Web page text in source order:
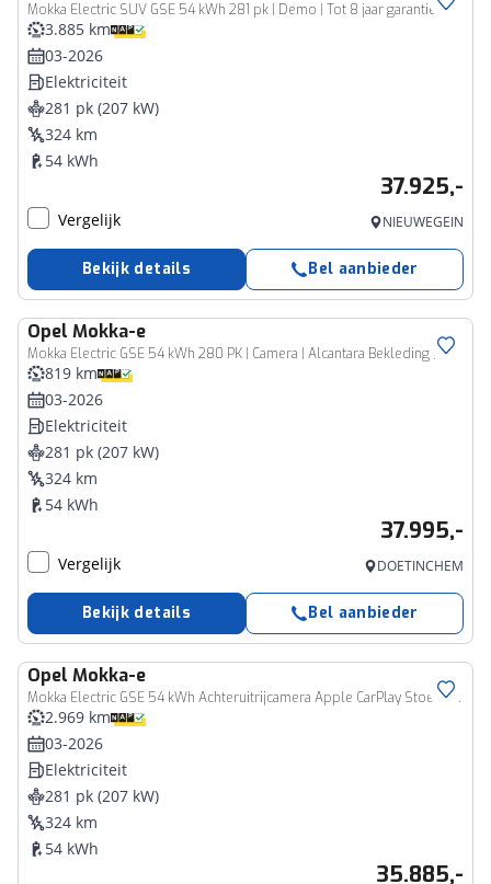
Mokka Electric SUV GSE 54 kWh 281 pk | Demo | Tot 8 jaar garantie! | Kuipstoelen | Stoel/Stuurverwarming | Draadloos opladen | Navigatie | Dodehoeksensor | Apple Carplay/Android auto
3.885 km
03-2026
Elektriciteit
281 pk (207 kW)
324 km
54 kWh
37.925,-
Vergelijk NIEUWEGEIN
Bekijk details Bel aanbieder
Opel Mokka-e
Mokka Electric GSE 54 kWh 280 PK | Camera | Alcantara Bekleding | 20"Lichtmetalen Velgen | Apple Carplay | Stoel-/Stuurverwarming |
819 km
03-2026
Elektriciteit
281 pk (207 kW)
324 km
54 kWh
37.995,-
Vergelijk DOETINCHEM
Bekijk details Bel aanbieder
Opel Mokka-e
Mokka Electric GSE 54 kWh Achteruitrijcamera Apple CarPlay Stoel-Stuurverwarming
2.969 km
03-2026
Elektriciteit
281 pk (207 kW)
324 km
54 kWh
35.885,-